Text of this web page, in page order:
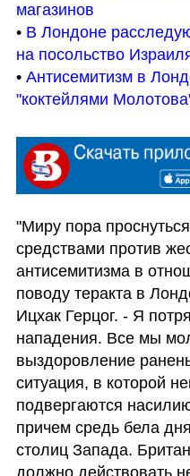
магазинов
• В Лондоне
на посольство
• Антисемитизм в
"коктейлями
"Миру пора
средствами против
антисемитизма в
поводу теракта в
Ицхак Герцог. - Я
нападения. Все мы
выздоровление
ситуация, в которой
подвергаются
причем средь бела
столиц Запада.
должно действовать